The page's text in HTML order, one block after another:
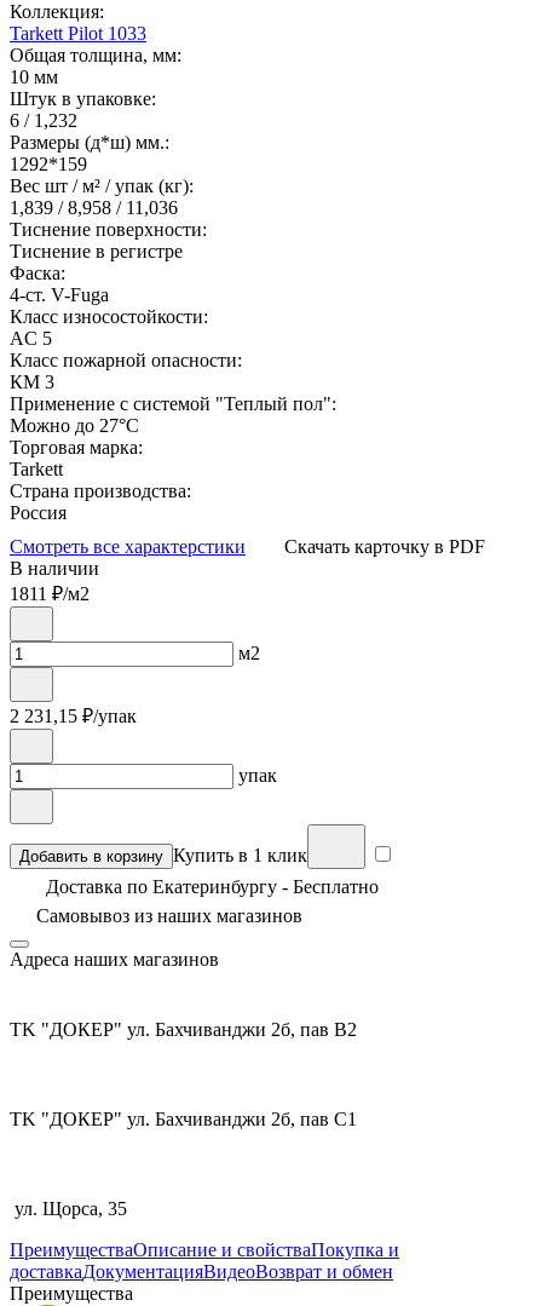
Коллекция:
Tarkett Pilot 1033
Общая толщина, мм:
10 мм
Штук в упаковке:
6 / 1,232
Размеры (д*ш) мм.:
1292*159
Вес шт / м² / упак (кг):
1,839 / 8,958 / 11,036
Тиснение поверхности:
Тиснение в регистре
Фаска:
4-ст. V-Fuga
Класс износостойкости:
AC 5
Класс пожарной опасности:
КМ 3
Применение с системой "Теплый пол":
Можно до 27°С
Торговая марка:
Tarkett
Страна производства:
Россия
Смотреть все характерстики
Скачать карточку в PDF
В наличии
1811 ₽/м2
м2
2 231,15 ₽/упак
упак
Добавить в корзину Купить в 1 клик
Доставка по Екатеринбургу - Бесплатно
Самовывоз из наших магазинов
Адреса наших магазинов
TK "ДОКЕР" ул. Бахчиванджи 2б, пав В2
TK "ДОКЕР" ул. Бахчиванджи 2б, пав С1
ул. Щорса, 35
ПреимуществаОписание и свойстваПокупка и
доставкаДокументацияВидеоВозврат и обмен
Преимущества